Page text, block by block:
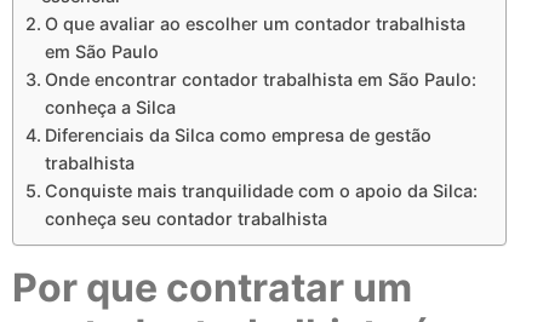
O que avaliar ao escolher um contador trabalhista
em São Paulo
Onde encontrar contador trabalhista em São Paulo:
conheça a Silca
Diferenciais da Silca como empresa de gestão
trabalhista
Conquiste mais tranquilidade com o apoio da Silca:
conheça seu contador trabalhista
Por que contratar um